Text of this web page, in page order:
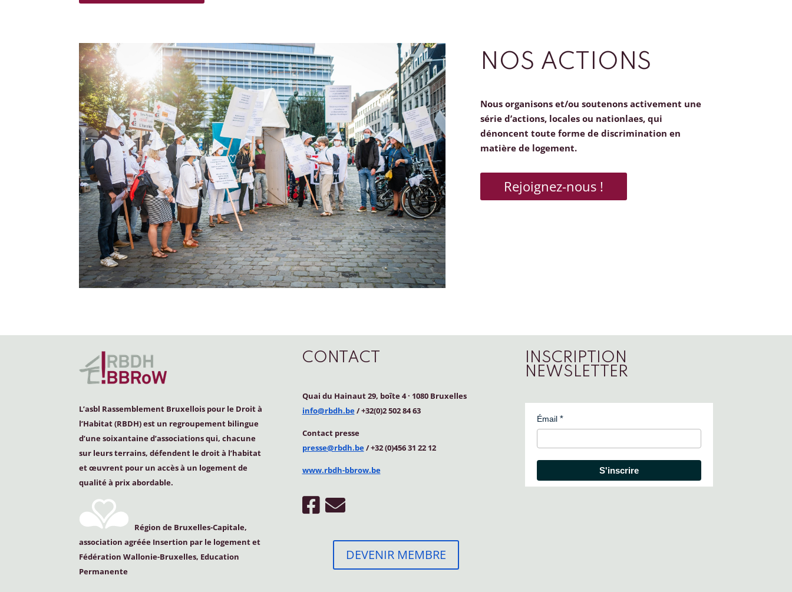
NOS ACTIONS
Nous organisons et/ou soutenons activement une
série d’actions, locales ou nationlaes, qui
dénoncent toute forme de discrimination en
matière de logement.
Rejoignez-nous !
L’asbl Rassemblement Bruxellois pour le Droit à
l’Habitat (RBDH) est un regroupement bilingue
d’une soixantaine d’associations qui, chacune
sur leurs terrains, défendent le droit à l’habitat
et œuvrent pour un accès à un logement de
qualité à prix abordable.
Région de Bruxelles-Capitale,
association agréée Insertion par le logement et
Fédération Wallonie-Bruxelles, Education
Permanente
CONTACT
Quai du Hainaut 29, boîte 4· 1080 Bruxelles
info@rbdh.be/ +32(0)2 502 84 63
Contact presse
presse@rbdh.be/ +32 (0)456 31 22 12
www.rbdh-bbrow.be
DEVENIR MEMBRE
INSCRIPTION
NEWSLETTER
Émail
S'inscrire